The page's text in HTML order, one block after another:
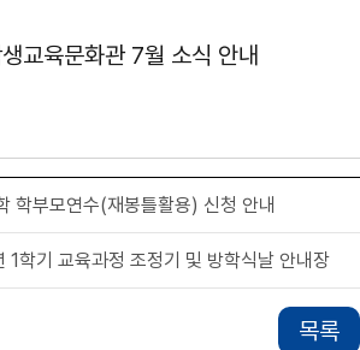
학부모연수(재봉틀활용) 신청 안내
학기 교육과정 조정기 및 방학식날 안내장
목록